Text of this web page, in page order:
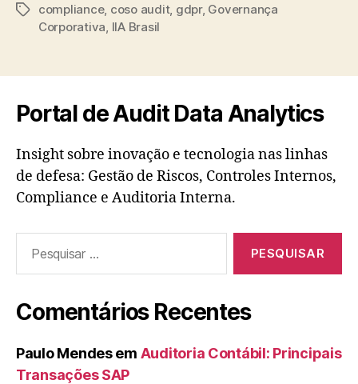
Tagscompliance, coso audit, gdpr, Governança
Corporativa IIA Brasil
Portal de Audit Data Analytics
Insight sobre inovação e tecnologia nas linhas
de defesa: Gestão de Riscos, Controles Internos,
Compliance e Auditoria Interna.
por:
Comentários Recentes
Paulo Mendesem Auditoria Contábil: Principais
Transações SAP